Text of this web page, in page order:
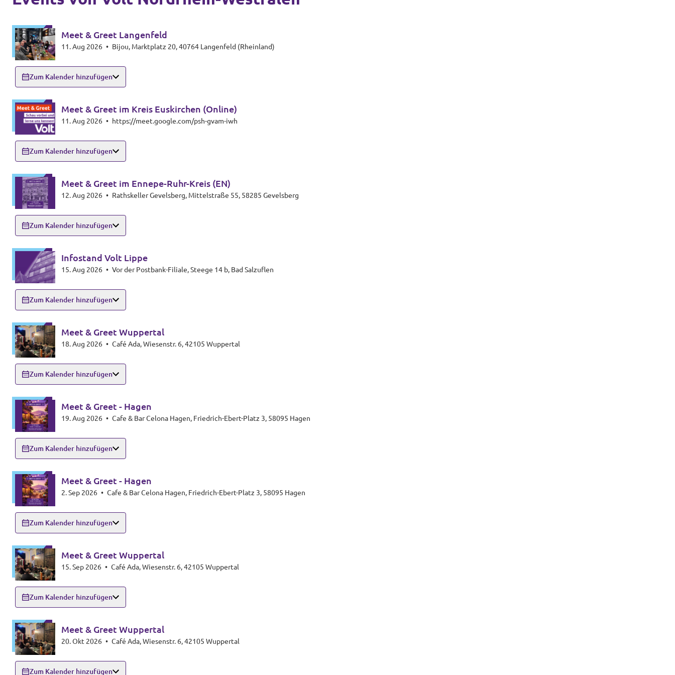
Volt Deutschland Merchandise Shop
Presse
Mache bei uns mit!
Deine Spende für Volt!
Jobs bei Volt
Volt in deiner Nähe
Transparenz
Datenschutz
Meet & Greet Langenfeld
11. Aug 2026 • Bijou, Marktplatz 20, 40764 Langenfeld (Rheinland)
Zum Kalender hinzufügen
Meet & Greet im Kreis Euskirchen (Online)
11. Aug 2026 • https://meet.google.com/psh-gvam-iwh
Zum Kalender hinzufügen
Meet & Greet im Ennepe-Ruhr-Kreis (EN)
12. Aug 2026 • Rathskeller Gevelsberg, Mittelstraße 55, 58285 Gevelsberg
Zum Kalender hinzufügen
Infostand Volt Lippe
15. Aug 2026 • Vor der Postbank-Filiale, Steege 14 b, Bad Salzuflen
Zum Kalender hinzufügen
Meet & Greet Wuppertal
18. Aug 2026 • Café Ada, Wiesenstr. 6, 42105 Wuppertal
Zum Kalender hinzufügen
Meet & Greet - Hagen
19. Aug 2026 • Cafe & Bar Celona Hagen, Friedrich-Ebert-Platz 3, 58095 Hagen
Zum Kalender hinzufügen
Meet & Greet - Hagen
2. Sep 2026 • Cafe & Bar Celona Hagen, Friedrich-Ebert-Platz 3, 58095 Hagen
Zum Kalender hinzufügen
Meet & Greet Wuppertal
15. Sep 2026 • Café Ada, Wiesenstr. 6, 42105 Wuppertal
Zum Kalender hinzufügen
Meet & Greet Wuppertal
20. Okt 2026 • Café Ada, Wiesenstr. 6, 42105 Wuppertal
Zum Kalender hinzufügen